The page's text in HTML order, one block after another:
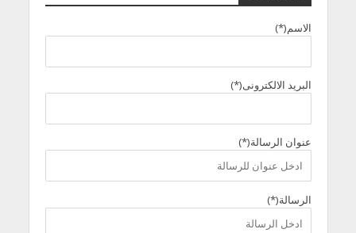
الاسم(*)
البريد الالكترونى(*)
عنوان الرسالة(*)
الرسالة(*)